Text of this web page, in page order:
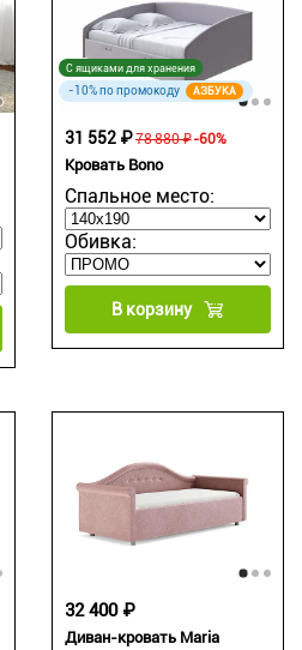
С ящиками для хранения
-10% по промокоду АЗБУКА
Кровать Bono
Спальное место:
Обивка:
78 880 ₽
31 552 ₽ -60%
В корзину
Диван-кровать Maria
32 400 ₽